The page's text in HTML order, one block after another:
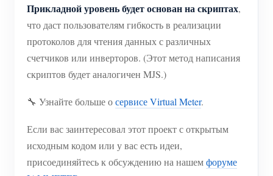
Прикладной уровень будет основан на скриптах,
что даст пользователям гибкость в реализации
протоколов для чтения данных с различных
счетчиков или инверторов. (Этот метод написания
скриптов будет аналогичен MJS.)
🔧 Узнайте больше осервисе Virtual Meter.
Если вас заинтересовал этот проект с открытым
исходным кодом или у вас есть идеи,
присоединяйтесь к обсуждению на нашемфоруме